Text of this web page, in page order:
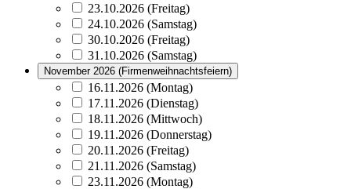
23.10.2026 (Freitag)
24.10.2026 (Samstag)
30.10.2026 (Freitag)
31.10.2026 (Samstag)
November 2026 (Firmenweihnachtsfeiern)
16.11.2026 (Montag)
17.11.2026 (Dienstag)
18.11.2026 (Mittwoch)
19.11.2026 (Donnerstag)
20.11.2026 (Freitag)
21.11.2026 (Samstag)
23.11.2026 (Montag)